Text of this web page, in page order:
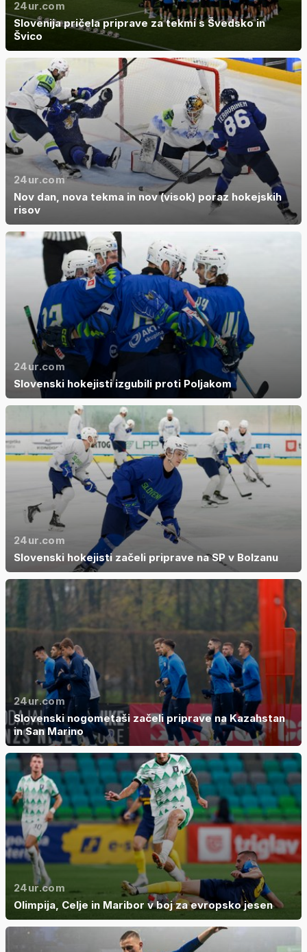
24ur.com
Slovenija pričela priprave za tekmi s Švedsko in
Švico
24ur.com
Nov dan, nova tekma in nov (visok) poraz hokejskih
risov
24ur.com
Slovenski hokejisti izgubili proti Poljakom
24ur.com
Slovenski hokejisti začeli priprave na SP v Bolzanu
24ur.com
Slovenski nogometaši začeli priprave na Kazahstan
in San Marino
24ur.com
Olimpija, Celje in Maribor v boj za evropsko jesen